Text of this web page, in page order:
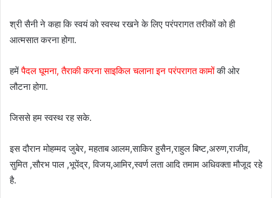
श्री सैनी ने कहा कि स्वयं को स्वस्थ रखने के लिए परंपरागत तरीकों को ही
आत्मसात करना होगा.
हमेंपैदल घूमना, तैराकी करना साइकिल चलाना इन परंपरागत कामोंकी ओर
लौटना होगा.
जिससे हम स्वस्थ रह सके.
इस दौरान मोहम्मद जुबेर, महताब आलम,साकिर हुसैन,राहुल बिष्ट,अरुण,राजीव,
सुमित ,सौरभ पाल ,भूपेंद्र, विजय,आमिर,स्वर्ण लता आदि तमाम अधिवक्ता मौजूद रहे
है.